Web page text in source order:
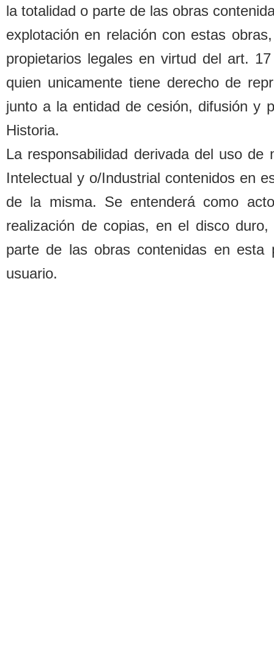
la totalidad o parte de las obras
explotación en relación con estas ob
propietarios legales en virtud del art.
quien unicamente tiene derecho de
junto a la entidad de cesión, difusión y
Historia.
La responsabilidad derivada del uso de
Intelectual y o/Industrial contenidos en
de la misma. Se entenderá como
realización de copias, en el disco
parte de las obras contenidas en esta
usuario.